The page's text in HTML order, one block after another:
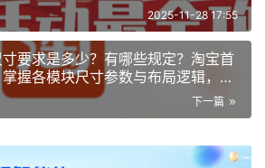
2025-11-28 17:55
要求是多少？有哪些规定？淘宝首
握各模块尺寸参数与布局逻辑，快
率的店铺门面
下一篇